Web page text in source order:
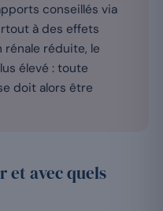
conseillés via
à des effets
réduite, le
élevé : toute
doit alors être
et avec quels